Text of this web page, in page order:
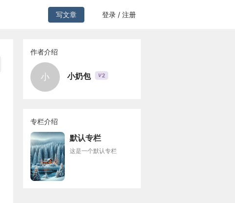
写文章 登录 / 注册
作者介绍
小 小奶包 V2
专栏介绍
默认专栏
这是一个默认专栏